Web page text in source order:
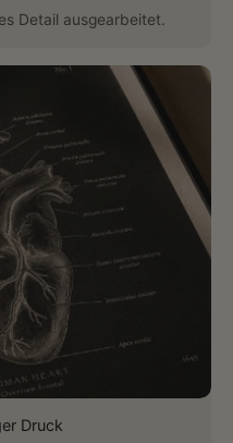
Detail ausgearbeitet.
Druck